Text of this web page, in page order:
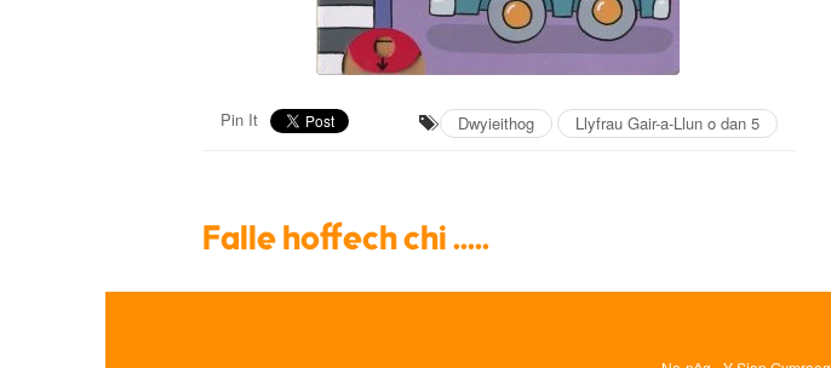
Pin It Dwyieithog Llyfrau Gair-a-Llun o dan 5
Falle hoffech chi .....